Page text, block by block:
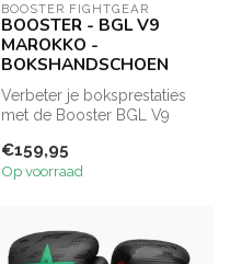
BOOSTER FIGHTGEAR
BOOSTER - BGL V9
MAROKKO -
BOKSHANDSCHOEN
Verbeter je boksprestaties
met de Booster BGL V9
bokshandschoenen. Deze
h...
€159,95
Op voorraad